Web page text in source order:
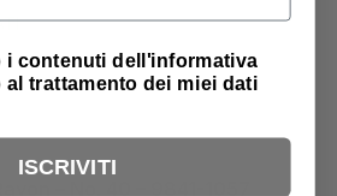
i contenuti dell'informativa
al trattamento dei miei dati
ISCRIVITI